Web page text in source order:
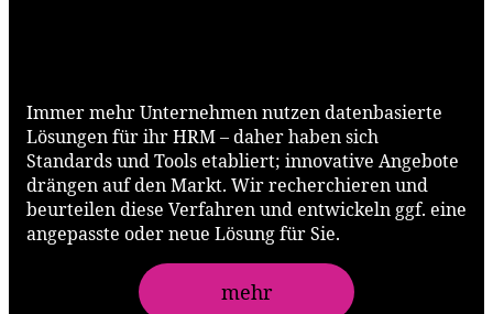
Immer mehr Unternehmen nutzen datenbasierte
Lösungen für ihr HRM – daher haben sich
Standards und Tools etabliert; innovative Angebote
drängen auf den Markt. Wir recherchieren und
beurteilen diese Verfahren und entwickeln ggf. eine
angepasste oder neue Lösung für Sie.
mehr